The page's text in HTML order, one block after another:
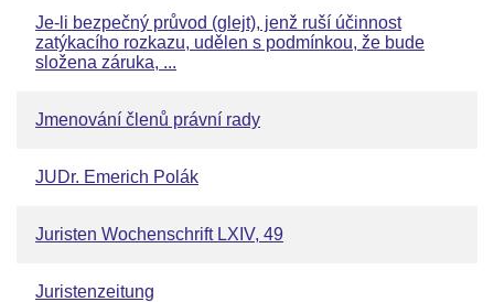
Je-li bezpečný průvod (glejt), jenž ruší účinnost
zatýkacího rozkazu, udělen s podmínkou, že bude
složena záruka, ...
Jmenování členů právní rady
JUDr. Emerich Polák
Juristen Wochenschrift LXIV, 49
Juristenzeitung